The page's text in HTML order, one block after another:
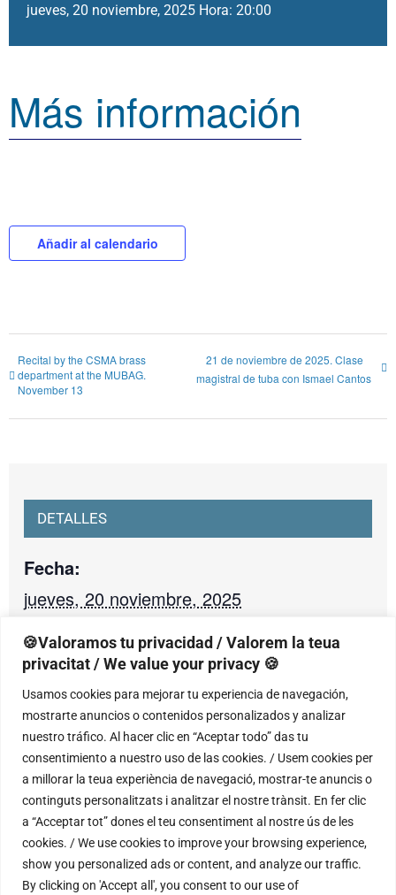
🍪Valoramos tu privacidad / Valorem la teua
privacitat / We value your privacy 🍪
Usamos cookies para mejorar tu experiencia de navegación,
mostrarte anuncios o contenidos personalizados y analizar
nuestro tráfico. Al hacer clic en “Aceptar todo” das tu
consentimiento a nuestro uso de las cookies. / Usem cookies per
a millorar la teua experiència de navegació, mostrar-te anuncis o
continguts personalitzats i analitzar el nostre trànsit. En fer clic
a “Acceptar tot” dones el teu consentiment al nostre ús de les
cookies. / We use cookies to improve your browsing experience,
show you personalized ads or content, and analyze our traffic.
By clicking on 'Accept all', you consent to our use of
jueves, 20 noviembre, 2025 Hora: 20:00
Más información
Añadir al calendario
Recital by the CSMA brass
department at the MUBAG.
November 13
21 de noviembre de 2025. Clase
magistral de tuba con Ismael Cantos
DETALLES
Fecha:
jueves, 20 noviembre, 2025
Hora:
20:00 - 21:30
Categoría de Evento:
25-26 conferencias
RECINTO
Palacio Episcopal de Orihuela
Ramón y Cajal s/n